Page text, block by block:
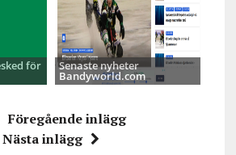
för Senaste nyheter
Bandyworld.com
Föregående inlägg
Nästa inlägg